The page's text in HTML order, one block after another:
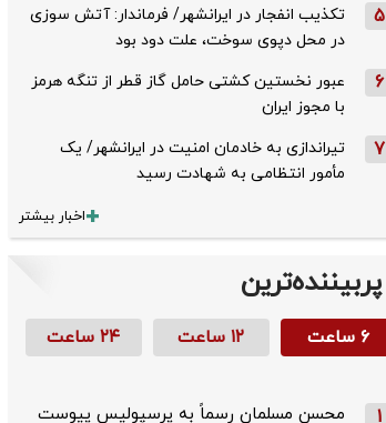
5
تکذیب ‌انفجار در ایرانشهر/ فرماندار: آتش سوزی
در محل دپوی سوخت، علت دود بود
6
عبور نخستین کشتی حامل گاز قطر از تنگه هرمز
با مجوز ایران
7
تیراندازی به خادمان امنیت در ایرانشهر/ یک
مأمور انتظامی به شهادت رسید
اخبار بیشتر
پربیننده‌ترین
۶ ساعت ۱۲ ساعت ۲۴ ساعت
1 محسن مسلمان رسماً به پرسپولیس پیوست